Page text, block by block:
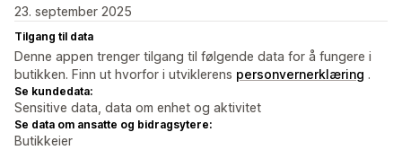
23. september 2025
Tilgang til data
Denne appen trenger tilgang til følgende data for å fungere i
butikken. Finn ut hvorfor i utviklerens personvernerklæring .
Se kundedata:
Sensitive data, data om enhet og aktivitet
Se data om ansatte og bidragsytere:
Butikkeier